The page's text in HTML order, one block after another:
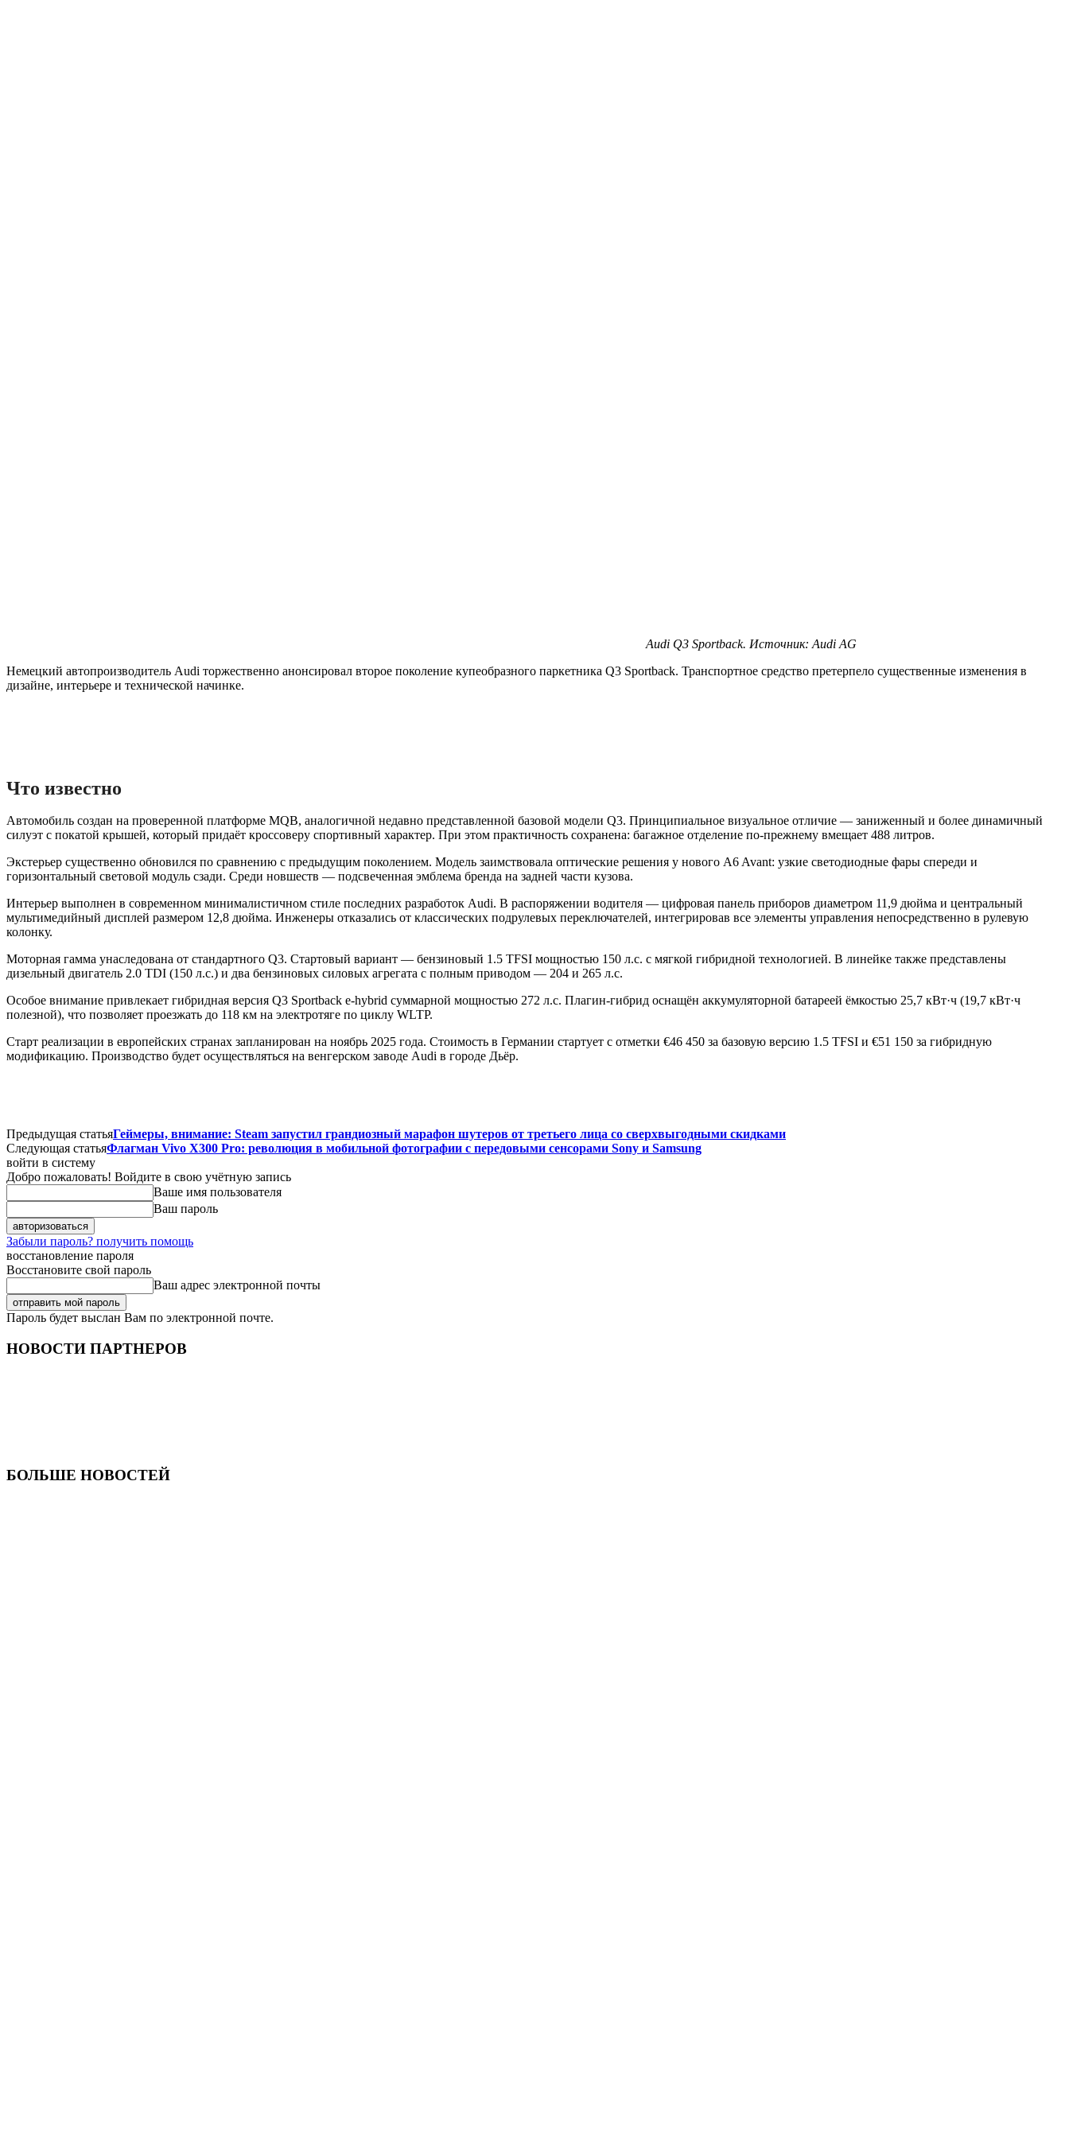
Audi Q3 Sportback. Источник: Audi AG
Немецкий автопроизводитель Audi торжественно анонсировал второе поколение купеобразного паркетника Q3 Sportback. Транспортное средство претерпело существенные изменения в
дизайне, интерьере и технической начинке.
Что известно
Автомобиль создан на проверенной платформе MQB, аналогичной недавно представленной базовой модели Q3. Принципиальное визуальное отличие — заниженный и более динамичный
силуэт с покатой крышей, который придаёт кроссоверу спортивный характер. При этом практичность сохранена: багажное отделение по-прежнему вмещает 488 литров.
Экстерьер существенно обновился по сравнению с предыдущим поколением. Модель заимствовала оптические решения у нового A6 Avant: узкие светодиодные фары спереди и
горизонтальный световой модуль сзади. Среди новшеств — подсвеченная эмблема бренда на задней части кузова.
Интерьер выполнен в современном минималистичном стиле последних разработок Audi. В распоряжении водителя — цифровая панель приборов диаметром 11,9 дюйма и центральный
мультимедийный дисплей размером 12,8 дюйма. Инженеры отказались от классических подрулевых переключателей, интегрировав все элементы управления непосредственно в рулевую
колонку.
Моторная гамма унаследована от стандартного Q3. Стартовый вариант — бензиновый 1.5 TFSI мощностью 150 л.с. с мягкой гибридной технологией. В линейке также представлены
дизельный двигатель 2.0 TDI (150 л.с.) и два бензиновых силовых агрегата с полным приводом — 204 и 265 л.с.
Особое внимание привлекает гибридная версия Q3 Sportback e-hybrid суммарной мощностью 272 л.с. Плагин-гибрид оснащён аккумуляторной батареей ёмкостью 25,7 кВт·ч (19,7 кВт·ч
полезной), что позволяет проезжать до 118 км на электротяге по циклу WLTP.
Старт реализации в европейских странах запланирован на ноябрь 2025 года. Стоимость в Германии стартует с отметки €46 450 за базовую версию 1.5 TFSI и €51 150 за гибридную
модификацию. Производство будет осуществляться на венгерском заводе Audi в городе Дьёр.
Предыдущая статьяГеймеры, внимание: Steam запустил грандиозный марафон шутеров от третьего лица со сверхвыгодными скидками
Следующая статьяФлагман Vivo X300 Pro: революция в мобильной фотографии с передовыми сенсорами Sony и Samsung
войти в систему
Добро пожаловать! Войдите в свою учётную запись
Ваше имя пользователя
Ваш пароль
Забыли пароль? получить помощь
восстановление пароля
Восстановите свой пароль
Ваш адрес электронной почты
Пароль будет выслан Вам по электронной почте.
НОВОСТИ ПАРТНЕРОВ
БОЛЬШЕ НОВОСТЕЙ